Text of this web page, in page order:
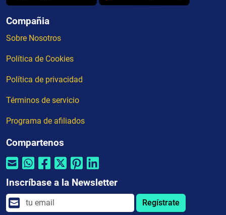
Compañia
Sobre Nosotros
Política de Cookies
Política de privacidad
Términos de servicio
Programa de afiliados
Compartenos
Inscríbase a la Newsletter
Regístrate